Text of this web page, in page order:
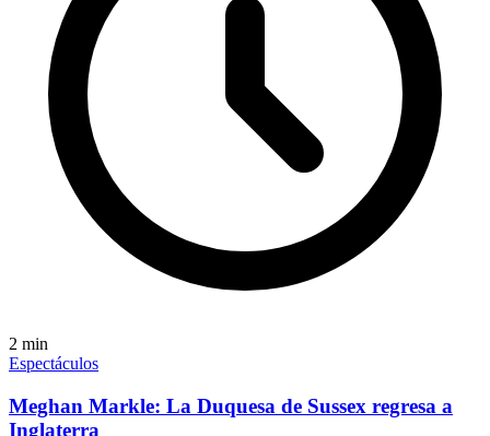
2 min
Espectáculos
Meghan Markle: La Duquesa de Sussex regresa a
Inglaterra